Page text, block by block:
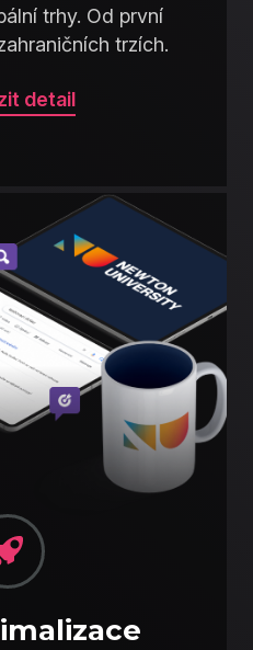
trhy. Od první
trzích.
detail